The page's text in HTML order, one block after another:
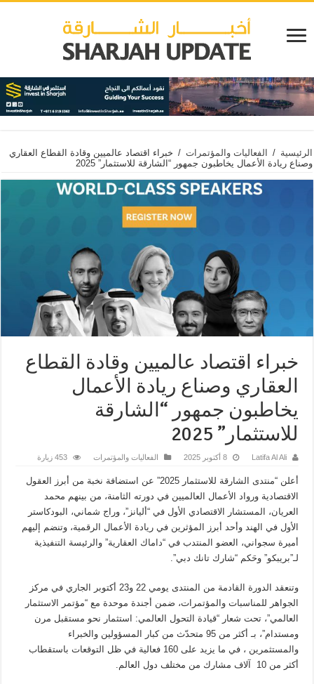
الرئيسية / الفعاليات والمؤتمرات / خبراء اقتصاد عالميين وقادة القطاع العقاري
وصناع ريادة الأعمال يخاطبون جمهور “الشارقة للاستثمار” 2025
خبراء اقتصاد عالميين وقادة القطاع
العقاري وصناع ريادة الأعمال
يخاطبون جمهور “الشارقة
للاستثمار” 2025
Latifa Al Ali 8 أكتوبر 2025 الفعاليات والمؤتمرات 453 زيارة
أعلن “منتدى الشارقة للاستثمار 2025” عن استضافة نخبة من أبرز العقول
الاقتصادية ورواد الأعمال العالميين في دورته الثامنة، من بينهم محمد
العريان، المستشار الاقتصادي الأول في “أليانز”، وراج شماني، البودكاستر
الأول في الهند وأحد أبرز المؤثرين في ريادة الأعمال الرقمية، وتنضم إليهم
أميرة سجواني، العضو المنتدب في “داماك العقارية” والرئيسة التنفيذية
لـ”بريبكو” وحَكم “شارك تانك دبي”.
وتنعقد الدورة القادمة من المنتدى يومي 22 و23 أكتوبر الجاري في مركز
الجواهر للمناسبات والمؤتمرات، ضمن أجندة موحدة مع “مؤتمر الاستثمار
العالمي”، تحت شعار “قيادة التحول العالمي: استثمار نحو مستقبل مرن
ومستدام”، بـ أكثر من 95 متحدّث من كبار المسؤولين والخبراء
والمستثمرين ، في ما يزيد على 160 فعالية في ظل التوقعات باستقطاب
أكثر من 10 آلاف مشارك من مختلف دول العالم.